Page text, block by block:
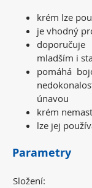
krém lze
je vhodný
mladším i
pomáhá
únavou
krém
lze jej
Parametry
Složení: